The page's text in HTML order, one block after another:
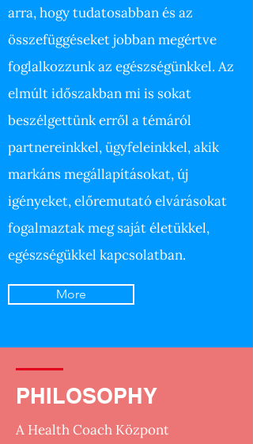
arra, hogy tudatosabban és az
összefüggéseket jobban megértve
foglalkozzunk az egészségünkkel. Az
elmúlt időszakban mi is sokat
beszélgettünk erről a témáról
partnereinkkel, ügyfeleinkkel, akik
markáns megállapításokat, új
igényeket, előremutató elvárásokat
fogalmaztak meg saját életükkel,
egészségükkel kapcsolatban.
More
PHILOSOPHY
A Health Coach Központ